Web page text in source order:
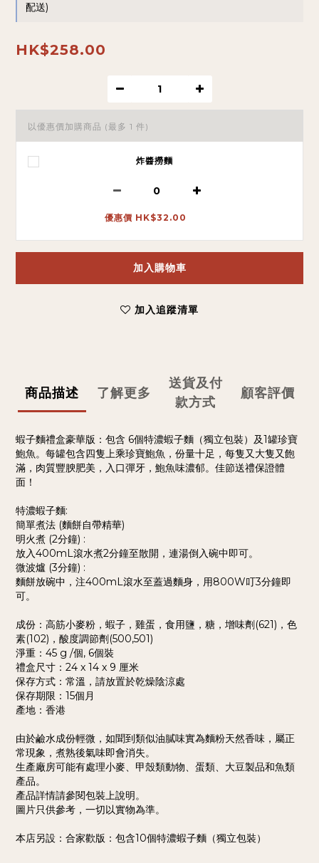
配送)
HK$258.00
以優惠價加購商品 (最多 1 件)
炸醬撈麵
優惠價 HK$32.00
加入購物車
加入追蹤清單
商品描述 了解更多
送貨及付
款方式
顧客評價
蝦子麵禮盒豪華版：包含 6個特濃蝦子麵（獨立包裝）及1罐珍寶
鮑魚。每罐包含四隻上乘珍寶鮑魚，份量十足，每隻又大隻又飽
滿，肉質豐腴肥美，入口彈牙，鮑魚味濃郁。佳節送禮保證體
面！
特濃蝦子麵:
簡單煮法 (麵餅自帶精華)
明火煮 (2分鐘) :
放入400mL滾水煮2分鐘至散開，連湯倒入碗中即可。
微波爐 (3分鐘) :
麵餅放碗中，注400mL滾水至蓋過麵身，用800W叮3分鐘即
可。
成份：高筋小麥粉，蝦子，雞蛋，食用鹽，糖，增味劑(621)，色
素(102)，酸度調節劑(500,501)
淨重：45 g /個, 6個裝
禮盒尺寸：24 x 14 x 9 厘米
保存方式：常溫，請放置於乾燥陰涼處
保存期限：15個月
產地：香港
由於鹼水成份輕微，如聞到類似油膩味實為麵粉天然香味，屬正
常現象，煮熟後氣味即會消失。
生產廠房可能有處理小麥、甲殼類動物、蛋類、大豆製品和魚類
產品。
產品詳情請參閱包裝上說明。
圖片只供參考，一切以實物為準。
本店另設： 合家歡版：包含10個特濃蝦子麵（獨立包裝）